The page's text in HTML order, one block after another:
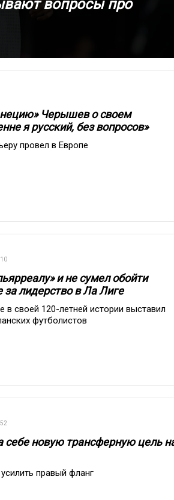
вопросы про
Черышев о своем
я русский, без вопросов»
провел в Европе
и не сумел обойти
за лидерство в Ла Лиге
своей 120-летней истории выставил
футболистов
себе новую трансферную цель
правый фланг